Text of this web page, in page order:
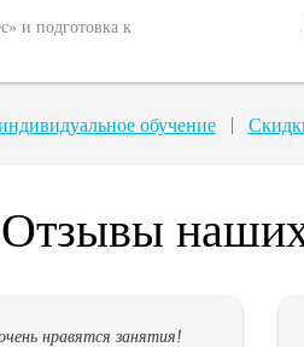
и подготовка к
обучение
Отзывы наших
нравятся занятия!